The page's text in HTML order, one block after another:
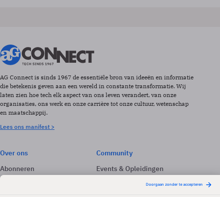
AG Connect is sinds 1967 de essentiële bron van ideeën en informatie
die betekenis geven aan een wereld in constante transformatie. Wij
laten zien hoe tech elk aspect van ons leven verandert, van onze
organisaties, ons werk en onze carrière tot onze cultuur, wetenschap
en maatschappij.
Lees ons manifest >
Over ons
Abonneren
Adverteren
Community
Events & Opleidingen